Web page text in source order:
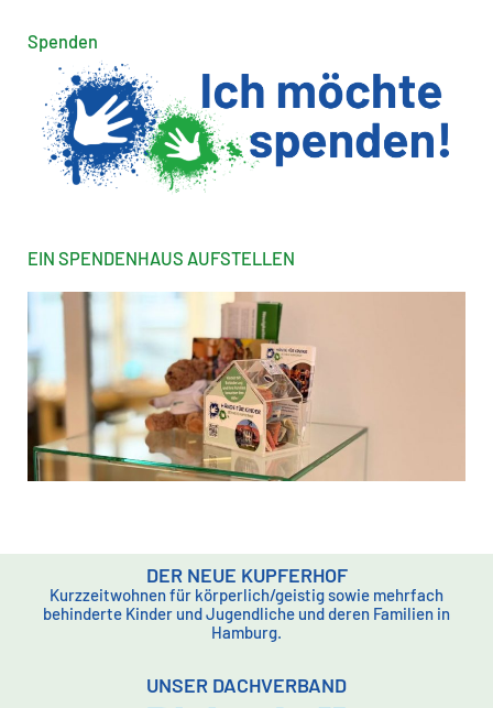
Spenden
EIN SPENDENHAUS AUFSTELLEN
DER NEUE KUPFERHOF
Kurzzeitwohnen für körperlich/geistig sowie mehrfach
behinderte Kinder und Jugendliche und deren Familien in
Hamburg.
UNSER DACHVERBAND